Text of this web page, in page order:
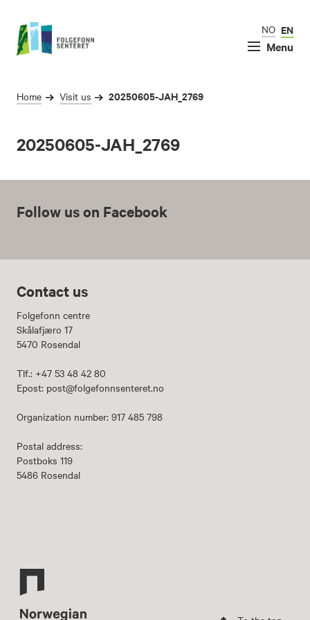
NO EN
Menu
Home Visit us 20250605-JAH_2769
20250605-JAH_2769
Follow us on Facebook
Contact us
Folgefonn centre
Skålafjæro 17
5470 Rosendal
Tlf.: +47 53 48 42 80
Epost: post@folgefonnsenteret.no
Organization number: 917 485 798
Postal address:
Postboks 119
5486 Rosendal